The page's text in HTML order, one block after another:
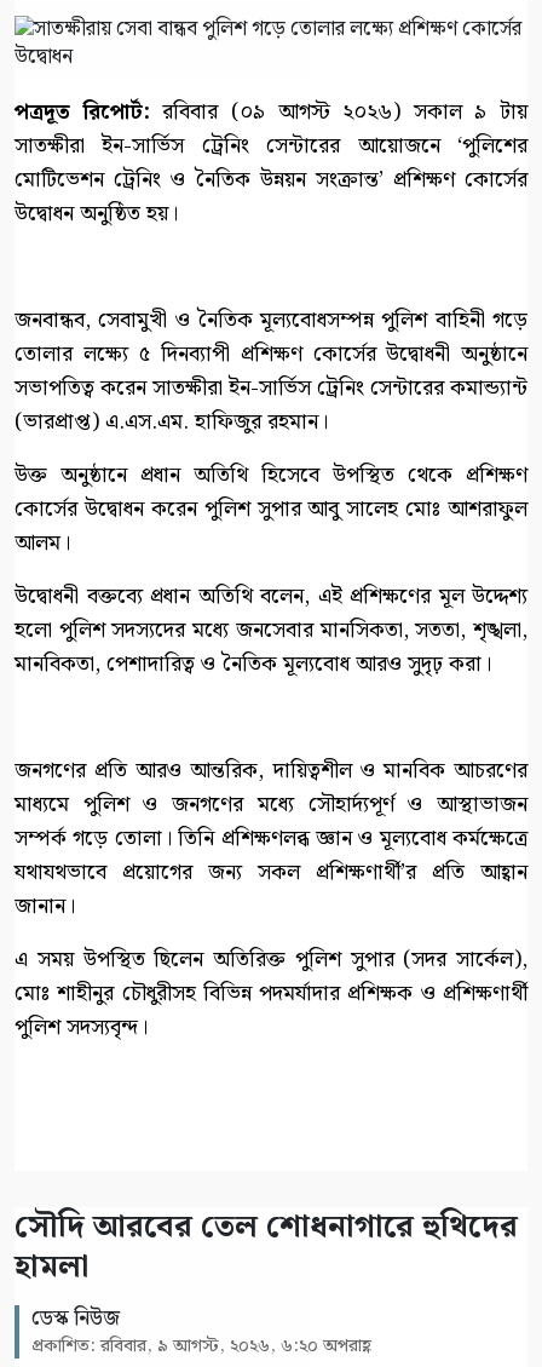
পত্রদূত রিপোর্ট: রবিবার (০৯ আগস্ট ২০২৬) সকাল ৯ টায়
সাতক্ষীরা ইন-সার্ভিস ট্রেনিং সেন্টারের আয়োজনে ‘পুলিশের
মোটিভেশন ট্রেনিং ও নৈতিক উন্নয়ন সংক্রান্ত’ প্রশিক্ষণ কোর্সের
উদ্বোধন অনুষ্ঠিত হয়।
জনবান্ধব, সেবামুখী ও নৈতিক মূল্যবোধসম্পন্ন পুলিশ বাহিনী গড়ে
তোলার লক্ষ্যে ৫ দিনব্যাপী প্রশিক্ষণ কোর্সের উদ্বোধনী অনুষ্ঠানে
সভাপতিত্ব করেন সাতক্ষীরা ইন-সার্ভিস ট্রেনিং সেন্টারের কমান্ড্যান্ট
(ভারপ্রাপ্ত) এ.এস.এম. হাফিজুর রহমান।
উক্ত অনুষ্ঠানে প্রধান অতিথি হিসেবে উপস্থিত থেকে প্রশিক্ষণ
কোর্সের উদ্বোধন করেন পুলিশ সুপার আবু সালেহ মোঃ আশরাফুল
আলম।
উদ্বোধনী বক্তব্যে প্রধান অতিথি বলেন, এই প্রশিক্ষণের মূল উদ্দেশ্য
হলো পুলিশ সদস্যদের মধ্যে জনসেবার মানসিকতা, সততা, শৃঙ্খলা,
মানবিকতা, পেশাদারিত্ব ও নৈতিক মূল্যবোধ আরও সুদৃঢ় করা।
জনগণের প্রতি আরও আন্তরিক, দায়িত্বশীল ও মানবিক আচরণের
মাধ্যমে পুলিশ ও জনগণের মধ্যে সৌহার্দ্যপূর্ণ ও আস্থাভাজন
সম্পর্ক গড়ে তোলা। তিনি প্রশিক্ষণলব্ধ জ্ঞান ও মূল্যবোধ কর্মক্ষেত্রে
যথাযথভাবে প্রয়োগের জন্য সকল প্রশিক্ষণার্থী’র প্রতি আহ্বান
জানান।
এ সময় উপস্থিত ছিলেন অতিরিক্ত পুলিশ সুপার (সদর সার্কেল),
মোঃ শাহীনুর চৌধুরীসহ বিভিন্ন পদমর্যাদার প্রশিক্ষক ও প্রশিক্ষণার্থী
পুলিশ সদস্যবৃন্দ।
সৌদি আরবের তেল শোধনাগারে হুথিদের
হামলা
ডেস্ক নিউজ
প্রকাশিত: রবিবার, ৯ আগস্ট, ২০২৬, ৬:২০ অপরাহ্ণ